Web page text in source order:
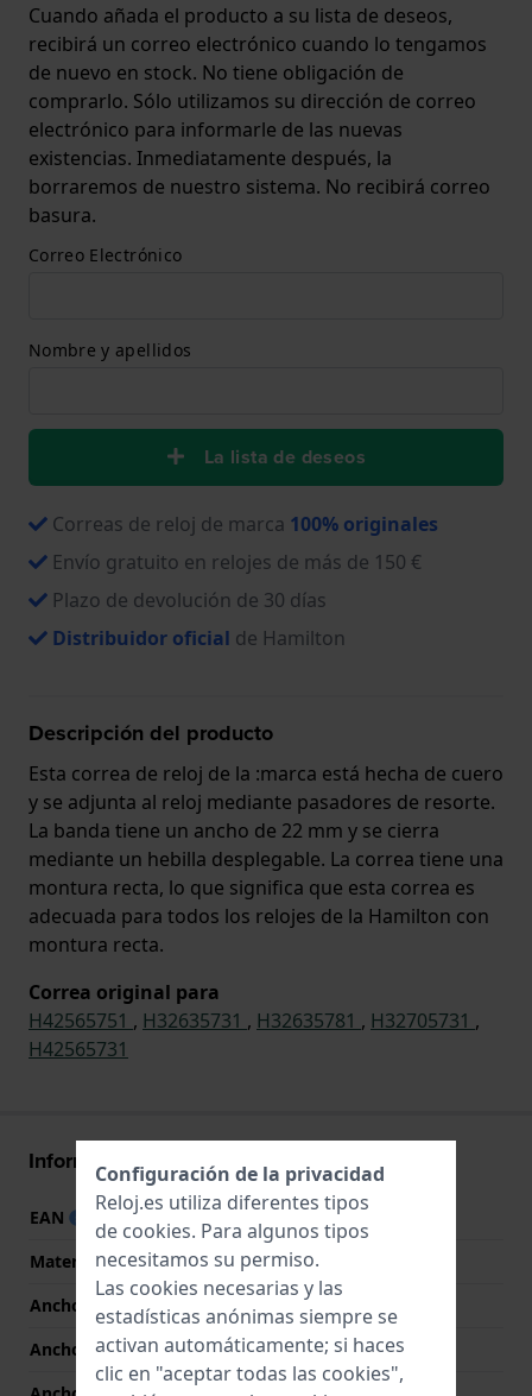
Cuando añada el producto a su lista de deseos,
recibirá un correo electrónico cuando lo tengamos
de nuevo en stock. No tiene obligación de
comprarlo. Sólo utilizamos su dirección de correo
electrónico para informarle de las nuevas
existencias. Inmediatamente después, la
borraremos de nuestro sistema. No recibirá correo
basura.
Correo Electrónico
Nombre y apellidos
La lista de deseos
Correas de reloj de marca 100% originales
Envío gratuito en relojes de más de 150 €
Plazo de devolución de 30 días
Distribuidor oficial de Hamilton
Descripción del producto
Esta correa de reloj de la :marca está hecha de cuero
y se adjunta al reloj mediante pasadores de resorte.
La banda tiene un ancho de 22 mm y se cierra
mediante un hebilla desplegable. La correa tiene una
montura recta, lo que significa que esta correa es
adecuada para todos los relojes de la Hamilton con
montura recta.
Correa original para
H42565751 , H32635731 , H32635781 , H32705731 ,
H42565731
Información Correa
EAN
7613284209538
Material correa
Cuero
Ancho de correa
22 mm
Ancho de las asas
22 mm
Configuración de la privacidad
Reloj.es utiliza diferentes tipos
de cookies. Para algunos tipos
necesitamos su permiso.
Las cookies necesarias y las
estadísticas anónimas siempre se
activan automáticamente; si haces
clic en "aceptar todas las cookies",